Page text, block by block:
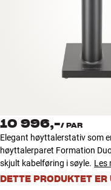
INSPIRASJON
MERKER
TILBUD
Finn Butikk
Kundeservice
10 996,-/ PAR
Elegant høyttalerstativ som
høyttalerparet Formation
skjult kabelføring i søyle. Les
DETTE PRODUKTET ER